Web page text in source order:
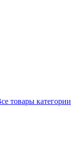
товары категории